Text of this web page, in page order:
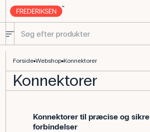
Forside Webshop Konnektorer
Konnektorer
Konnektorer til præcise og sikre
forbindelser